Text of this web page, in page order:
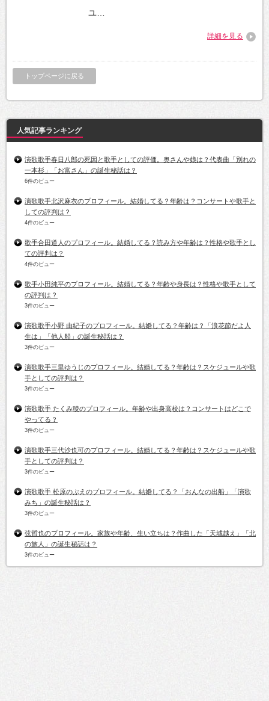
ユ…
詳細を見る
トップページに戻る
人気記事ランキング
演歌歌手春日八郎の死因と歌手としての評価。奥さんや娘は？代表曲「別れの
一本杉」「お富さん」の誕生秘話は？
6件のビュー
演歌歌手北沢麻衣のプロフィール。結婚してる？年齢は？コンサートや歌手と
しての評判は？
4件のビュー
歌手合田道人のプロフィール。結婚してる？読み方や年齢は？性格や歌手とし
ての評判は？
4件のビュー
歌手小田純平のプロフィール。結婚してる？年齢や身長は？性格や歌手として
の評判は？
3件のビュー
演歌歌手小野 由紀子のプロフィール。結婚してる？年齢は？「浪花節だよ人
生は」「他人船」の誕生秘話は？
3件のビュー
演歌歌手三里ゆうじのプロフィール。結婚してる？年齢は？スケジュールや歌
手としての評判は？
3件のビュー
演歌歌手 たくみ稜のプロフィール。年齢や出身高校は？コンサートはどこで
やってる？
3件のビュー
演歌歌手三代沙也可のプロフィール。結婚してる？年齢は？スケジュールや歌
手としての評判は？
3件のビュー
演歌歌手 松原のぶえのプロフィール。結婚してる？「おんなの出船」「演歌
みち」の誕生秘話は？
3件のビュー
弦哲也のプロフィール。家族や年齢、生い立ちは？作曲した「天城越え」「北
の旅人」の誕生秘話は？
3件のビュー